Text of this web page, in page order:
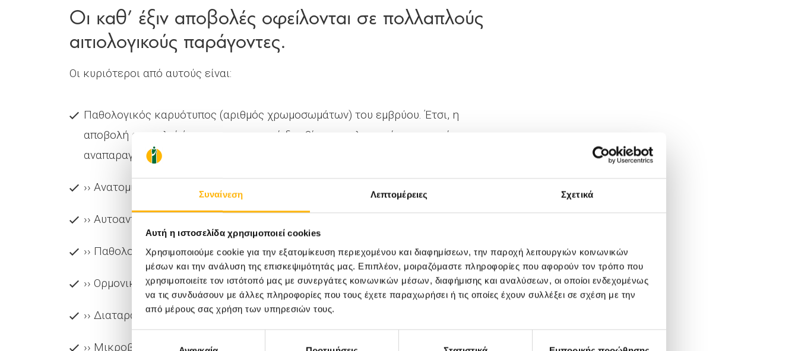
Συναίνεση Λεπτομέρειες Σχετικά
Αυτή η ιστοσελίδα χρησιμοποιεί cookies
Χρησιμοποιούμε cookie για την εξατομίκευση περιεχομένου και διαφημίσεων, την παροχή λειτουργιών κοινωνικών
μέσων και την ανάλυση της επισκεψιμότητάς μας. Επιπλέον, μοιραζόμαστε πληροφορίες που αφορούν τον τρόπο που
χρησιμοποιείτε τον ιστότοπό μας με συνεργάτες κοινωνικών μέσων, διαφήμισης και αναλύσεων, οι οποίοι ενδεχομένως
να τις συνδυάσουν με άλλες πληροφορίες που τους έχετε παραχωρήσει ή τις οποίες έχουν συλλέξει σε σχέση με την
από μέρους σας χρήση των υπηρεσιών τους.
Οι καθ’ έξιν αποβολές οφείλονται σε πολλαπλούς
αιτιολογικούς παράγοντες.
Οι κυριότεροι από αυτούς είναι:
Παθολογικός καρυότυπος (αριθμός χρωμοσωμάτων) του εμβρύου. Έτσι, η
αποβολή αποτελεί έναν «ομοιοστατικό δαρβίνειο επιλεκτικό μηχανισμό» της
αναπαραγωγικής διαδικασίας.
›› Ανατομικές ανωμαλίες της μήτρας - υποδεκτικότητα ενδομητρίου.
›› Αυτοαντισώματα - το αντιφωσφολιπιδικό σύνδρομο.
›› Παθολογικός καρυότυπος του ζεύγους.
›› Ορμονικά αίτια.
›› Διαταραχές πηκτικότητας του αίματος - θρομβοφιλία.
›› Μικροβίωμα κόλπου - εντέρου.